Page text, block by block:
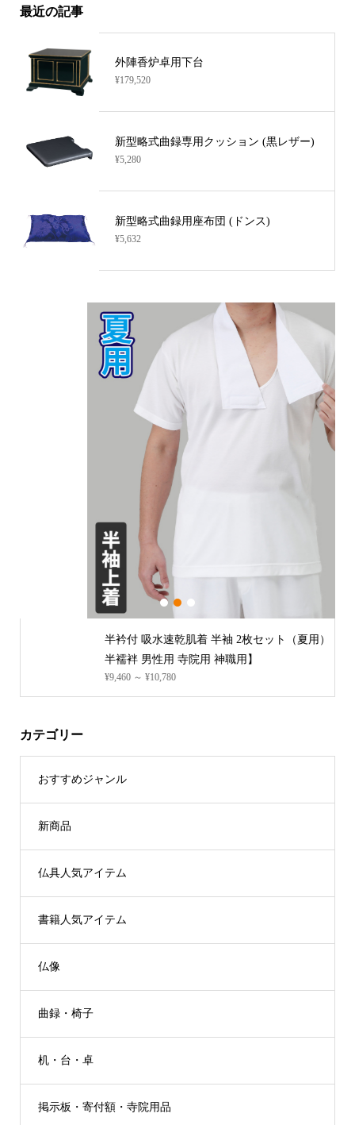
最近の記事
外陣香炉卓用下台
¥179,520
新型略式曲録専用クッション (黒レザー)
¥5,280
新型略式曲録用座布団 (ドンス)
¥5,632
半衿付 吸水速乾肌着 半袖 2枚セット（夏用）【Tシャツ
半襦袢 男性用 寺院用 神職用】
¥9,460 ～ ¥10,780
1 2 3
カテゴリー
おすすめジャンル
新商品
仏具人気アイテム
書籍人気アイテム
仏像
曲録・椅子
机・台・卓
掲示板・寄付額・寺院用品